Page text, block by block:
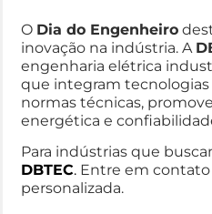
O Dia do Engenheiro
inovação na indústria. A
engenharia elétrica
que integram
normas técnicas,
energética e
Para indústrias que
DBTEC. Entre em
personalizada.